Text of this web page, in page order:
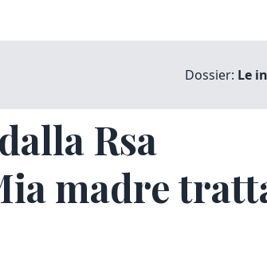
Dossier: Le
Rsa
madre